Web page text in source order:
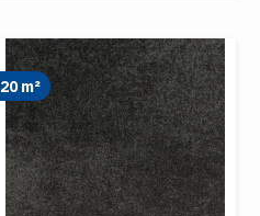
20 m²